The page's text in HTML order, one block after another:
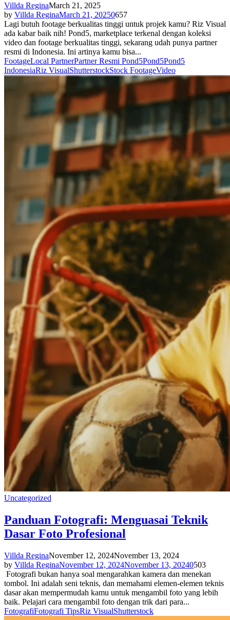
Villda ReginaMarch 21, 2025
by Villda ReginaMarch 21, 20250657
Lagi butuh footage berkualitas tinggi untuk projek kamu? Riz Visual
ada kabar baik nih! Pond5, marketplace terkenal dengan koleksi
video dan footage berkualitas tinggi, sekarang udah punya partner
resmi di Indonesia. Ini artinya kamu bisa...
FootageLocal PartnerPartner Resmi Pond5Pond5Pond5
IndonesiaRiz VisualShutterstockStock FootageVideo
Uncategorized
Panduan Fotografi: Menguasai Teknik
Dasar Foto Profesional
Villda ReginaNovember 12, 2024November 13, 2024
by Villda ReginaNovember 12, 2024November 13, 20240503
Fotografi bukan hanya soal mengarahkan kamera dan menekan
tombol. Ini adalah seni teknis, dan memahami elemen-elemen teknis
dasar akan mempermudah kamu untuk mengambil foto yang lebih
baik. Pelajari cara mengambil foto dengan trik dari para...
FotografiFotografi TipsRiz VisualShutterstock